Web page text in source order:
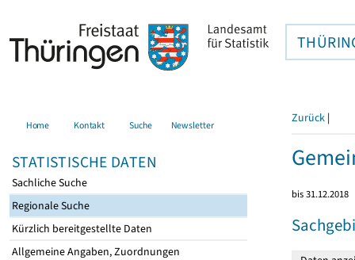
Home Kontakt Suche Newsletter
STATISTISCHE DATEN
Sachliche Suche
Regionale Suche
Kürzlich bereitgestellte Daten
Allgemeine Angaben, Zuordnungen
Zurück |
bis 31.12.2018